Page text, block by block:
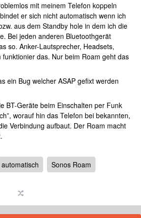
mit meinem Telefon koppeln
er sich nicht automatisch wenn ich
aus dem Standby hole in dem ich die
Bei jeden anderen Bluetoothgerät
so. Anker-Lautsprecher, Headsets,
funktionier das. Nur beim Roam geht das
ein Bug welcher ASAP gefixt werden
BT-Geräte beim Einschalten per Funk
worauf hin das Telefon bei bekannten,
Verbindung aufbaut. Der Roam macht
automatisch Sonos Roam